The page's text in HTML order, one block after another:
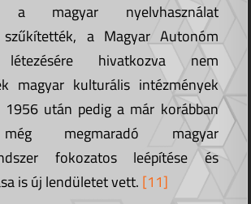
a magyar nyelvhasználat
szűkítették, a Magyar Autonóm
létezésére hivatkozva nem
magyar kulturális intézmények
1956 után pedig a már korábban
megmaradó magyar
fokozatos leépítése és
is új lendületet vett. [11]